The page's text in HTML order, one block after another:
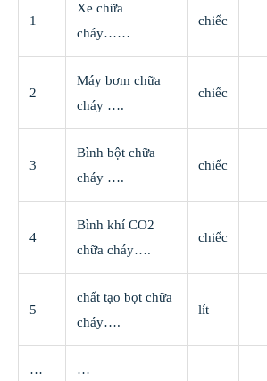
1
Xe chữa
cháy……
chiếc
2
Máy bơm chữa
cháy ….
chiếc
3
Bình bột chữa
cháy ….
chiếc
4
Bình khí CO2
chữa cháy….
chiếc
5
chất tạo bọt chữa
cháy….
lít
… …